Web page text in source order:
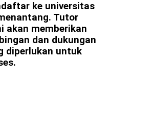
ke universitas
Tutor
akan memberikan
dan dukungan
diperlukan untuk